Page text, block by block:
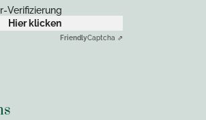
Verifizierung
Hier klicken
FriendlyCaptcha ⇗